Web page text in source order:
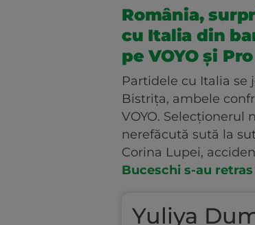
România,
cu Italia din
pe VOYO și
Partidele cu Italia se
Bistrița, ambele
VOYO. Selecționerul
nerefăcută sută la
Corina Lupei,
Buceschi s-au
Yuliya